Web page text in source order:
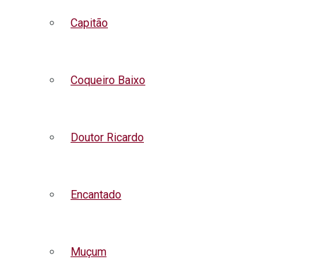
Capitão
Coqueiro Baixo
Doutor Ricardo
Encantado
Muçum